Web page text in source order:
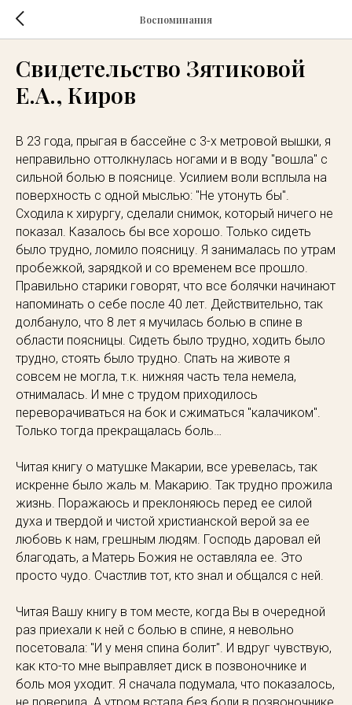
Воспоминания
Свидетельство Зятиковой
Е.А., Киров
В 23 года, прыгая в бассейне с 3-х метровой вышки, я
неправильно оттолкнулась ногами и в воду "вошла" с
сильной болью в пояснице. Усилием воли всплыла на
поверхность с одной мыслью: "Не утонуть бы".
Сходила к хирургу, сделали снимок, который ничего не
показал. Казалось бы все хорошо. Только сидеть
было трудно, ломило поясницу. Я занималась по утрам
пробежкой, зарядкой и со временем все прошло.
Правильно старики говорят, что все болячки начинают
напоминать о себе после 40 лет. Действительно, так
долбануло, что 8 лет я мучилась болью в спине в
области поясницы. Сидеть было трудно, ходить было
трудно, стоять было трудно. Спать на животе я
совсем не могла, т.к. нижняя часть тела немела,
отнималась. И мне с трудом приходилось
переворачиваться на бок и сжиматься "калачиком".
Только тогда прекращалась боль…
Читая книгу о матушке Макарии, все уревелась, так
искренне было жаль м. Макарию. Так трудно прожила
жизнь. Поражаюсь и преклоняюсь перед ее силой
духа и твердой и чистой христианской верой за ее
любовь к нам, грешным людям. Господь даровал ей
благодать, а Матерь Божия не оставляла ее. Это
просто чудо. Счастлив тот, кто знал и общался с ней.
Читая Вашу книгу в том месте, когда Вы в очередной
раз приехали к ней с болью в спине, я невольно
посетовала: "И у меня спина болит". И вдруг чувствую,
как кто-то мне выправляет диск в позвоночнике и
боль моя уходит. Я сначала подумала, что показалось,